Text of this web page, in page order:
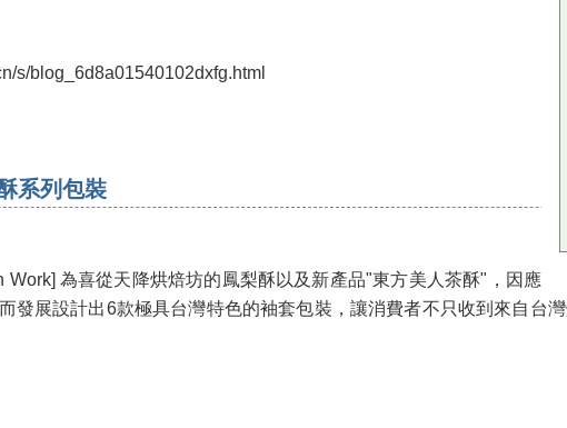
s/blog_6d8a01540102dxfg.html
系列包裝
Work] 為喜從天降烘焙坊的鳳梨酥以及新產品"東方美人茶酥"，因應
發展設計出6款極具台灣特色的袖套包裝，讓消費者不只收到來自台